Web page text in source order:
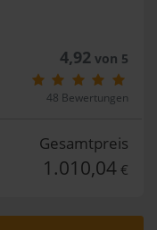
4,92von 5
48 Bewertungen
Gesamtpreis
1.010,04 €